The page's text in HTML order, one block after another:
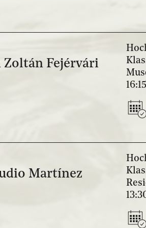
Zoltán Fejérvári
16:15
Martínez